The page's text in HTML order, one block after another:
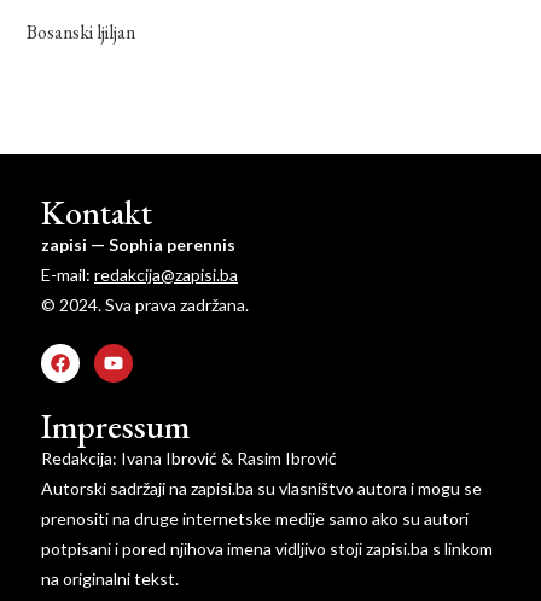
Bosanski ljiljan
Kontakt
zapisi — Sophia perennis
E-mail: redakcija@zapisi.ba
© 2024. Sva prava zadržana.
Impressum
Redakcija: Ivana Ibrović & Rasim Ibrović
Autorski sadržaji na zapisi.ba su vlasništvo autora i mogu se
prenositi na druge internetske medije samo ako su autori
potpisani i pored njihova imena vidljivo stoji zapisi.ba s linkom
na originalni tekst.